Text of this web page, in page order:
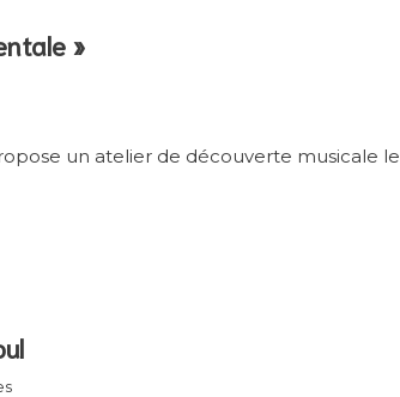
»
un atelier de découverte musicale le